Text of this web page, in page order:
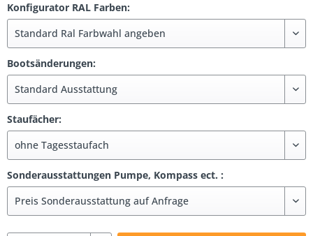
Konfigurator RAL Farben:
Bootsänderungen:
Staufächer:
Sonderausstattungen Pumpe, Kompass ect. :